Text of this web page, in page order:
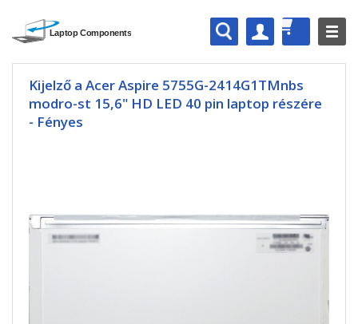
Kijelző a Acer Aspire 5755G-2414G1TMnbs
modro-st 15,6" HD LED 40 pin laptop részére
- Fényes